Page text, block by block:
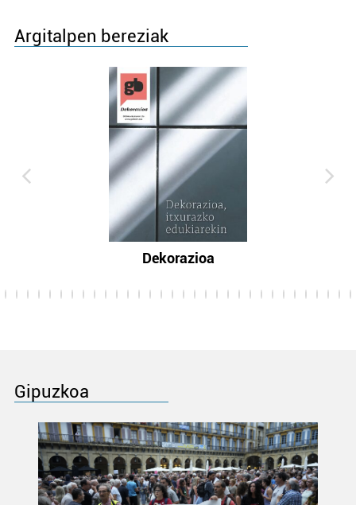
Argitalpen bereziak
Dekorazioa
Gipuzkoa